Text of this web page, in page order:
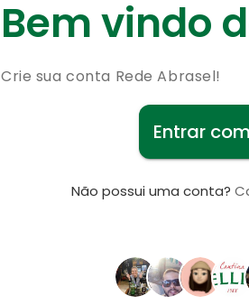
Bem vindo
Crie sua conta Rede Abrasel!
Entrar
Não possui uma conta?